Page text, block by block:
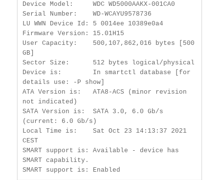
Device Model:     WDC WD5000AAKX-001CA0
Serial Number:    WD-WCAYU9578736
LU WWN Device Id: 5 0014ee 10389e0a4
Firmware Version: 15.01H15
User Capacity:    500,107,862,016 bytes [500
GB]
Sector Size:      512 bytes logical/physical
Device is:        In smartctl database [for
details use: -P show]
ATA Version is:   ATA8-ACS (minor revision
not indicated)
SATA Version is:  SATA 3.0, 6.0 Gb/s
(current: 6.0 Gb/s)
Local Time is:    Sat Oct 23 14:13:37 2021
CEST
SMART support is: Available - device has
SMART capability.
SMART support is: Enabled